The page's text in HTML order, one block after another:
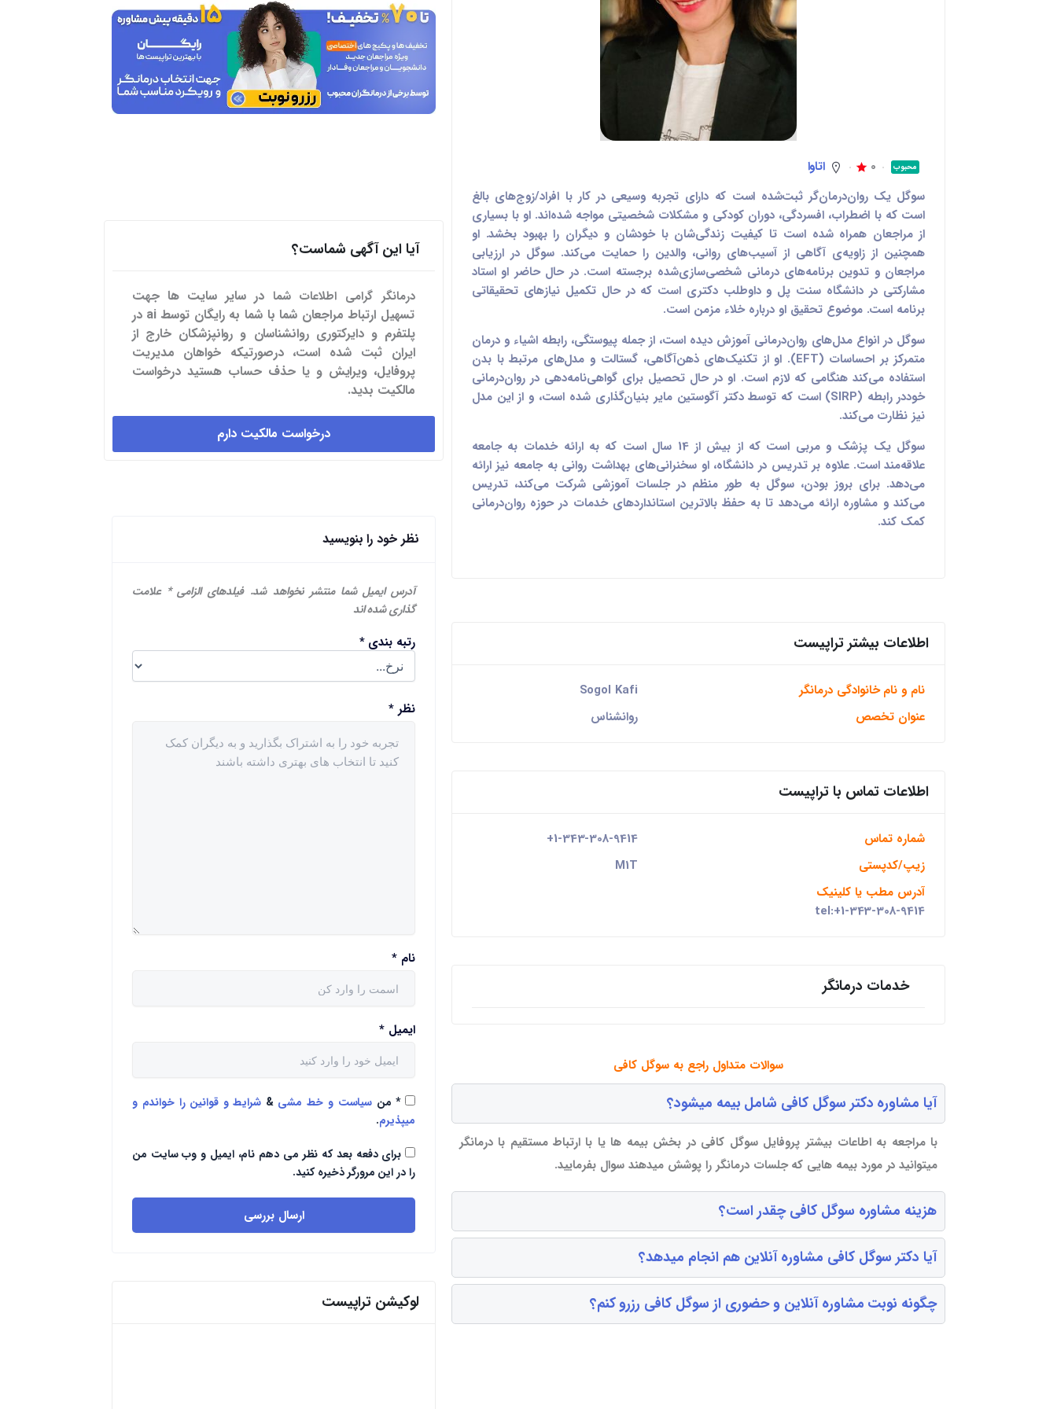
محبوب 0
اتاوا
سوگل یک روان‌درمان‌گر ثبت‌شده است که دارای تجربه وسیعی در کار با افراد/زوج‌های بالغ
است که با اضطراب، افسردگی، دوران کودکی و مشکلات شخصیتی مواجه شده‌اند. او با بسیاری
از مراجعان همراه شده است تا کیفیت زندگی‌شان با خودشان و دیگران را بهبود بخشد. او
همچنین از زاویه‌ی آگاهی از آسیب‌های روانی، والدین را حمایت می‌کند. سوگل در ارزیابی
مراجعان و تدوین برنامه‌های درمانی شخصی‌سازی‌شده برجسته است. در حال حاضر او استاد
مشارکتی در دانشگاه سنت پل و داوطلب دکتری است که در حال تکمیل نیازهای تحقیقاتی
برنامه است. موضوع تحقیق او درباره خلاء مزمن است.
سوگل در انواع مدل‌های روان‌درمانی آموزش دیده است، از جمله پیوستگی، رابطه اشیاء و درمان
متمرکز بر احساسات (EFT). او از تکنیک‌های ذهن‌آگاهی، گستالت و مدل‌های مرتبط با بدن
استفاده می‌کند هنگامی که لازم است. او در حال تحصیل برای گواهی‌نامه‌دهی در روان‌درمانی
خوددر رابطه (SIRP) است که توسط دکتر آگوستین مایر بنیان‌گذاری شده است، و از این مدل
نیز نظارت می‌کند.
سوگل یک پزشک و مربی است که از بیش از 14 سال است که به ارائه خدمات به جامعه
علاقه‌مند است. علاوه بر تدریس در دانشگاه، او سخنرانی‌های بهداشت روانی به جامعه نیز ارائه
می‌دهد. برای بروز بودن، سوگل به طور منظم در جلسات آموزشی شرکت می‌کند، تدریس
می‌کند و مشاوره ارائه می‌دهد تا به حفظ بالاترین استانداردهای خدمات در حوزه روان‌درمانی
کمک کند.
اطلاعات بیشتر تراپیست
نام و نام خانوادگی درمانگر
Sogol Kafi
عنوان تخصص
روانشناس
اطلاعات تماس با تراپیست
شماره تماس
+1-343-308-9414
زیپ/کدپستی
M1T
آدرس مطب یا کلینیک
tel:+1-343-308-9414
خدمات درمانگر
سوالات متداول راجع به سوگل کافی
آیا مشاوره دکتر سوگل کافی شامل بیمه میشود؟
با مراجعه به اطاعات بیشتر پروفایل سوگل کافی در بخش بیمه ها یا با ارتباط مستقیم با درمانگر
میتوانید در مورد بیمه هایی که جلسات درمانگر را پوشش میدهند سوال بفرمایید.
هزینه مشاوره سوگل کافی چقدر است؟
آیا دکتر سوگل کافی مشاوره آنلاین هم انجام میدهد؟
چگونه نوبت مشاوره آنلاین و حضوری از سوگل کافی رزرو کنم؟
آیا این آگهی شماست؟
درمانگر گرامی اطلاعات شما در سایر سایت ها جهت
تسهیل ارتباط مراجعان شما با شما به رایگان توسط ai در
پلتفرم و دایرکتوری روانشناسان و روانپزشکان خارج از
ایران ثبت شده است، درصورتیکه خواهان مدیریت
پروفایل، ویرایش و یا حذف حساب هستید درخواست
مالکیت بدید.
درخواست مالکیت دارم
نظر خود را بنویسید
آدرس ایمیل شما منتشر نخواهد شد. فیلدهای الزامی* علامت
گذاری شده اند
رتبه بندی*
نظر *
نام *
ایمیل *
*من سیاست و خط مشی &شرایط و قوانین را خواندم و
میپذیرم.
برای دفعه بعد که نظر می دهم نام، ایمیل و وب سایت من
را در این مرورگر ذخیره کنید.
ارسال بررسی
لوکیشن تراپیست